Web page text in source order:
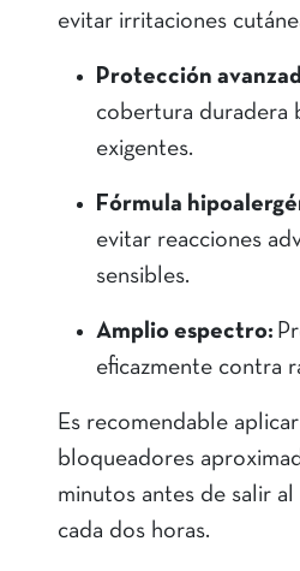
evitar irritaciones
Protección
cobertura duradera
exigentes.
Fórmula
evitar reacciones
sensibles.
Amplio espectro:
eficazmente contra
Es recomendable
bloqueadores
minutos antes de salir
cada dos horas.